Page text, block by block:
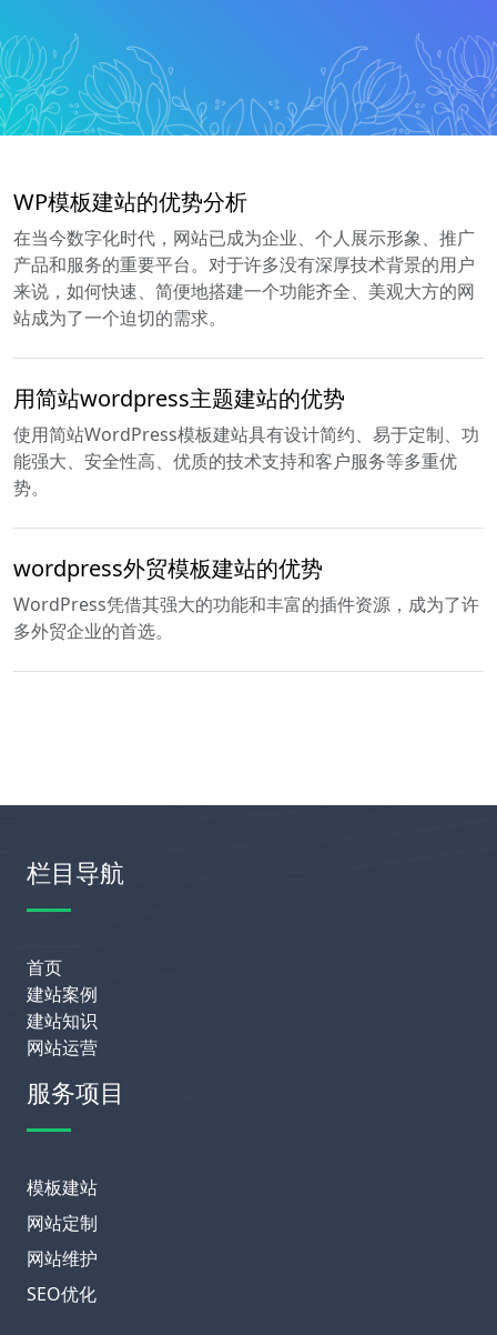
WP模板建站的优势分析
在当今数字化时代，网站已成为企业、个人展示形象、推广
产品和服务的重要平台。对于许多没有深厚技术背景的用户
来说，如何快速、简便地搭建一个功能齐全、美观大方的网
站成为了一个迫切的需求。
用简站wordpress主题建站的优势
使用简站WordPress模板建站具有设计简约、易于定制、功
能强大、安全性高、优质的技术支持和客户服务等多重优
势。
wordpress外贸模板建站的优势
WordPress凭借其强大的功能和丰富的插件资源，成为了许
多外贸企业的首选。
栏目导航
首页
建站案例
建站知识
网站运营
服务项目
模板建站
网站定制
网站维护
SEO优化